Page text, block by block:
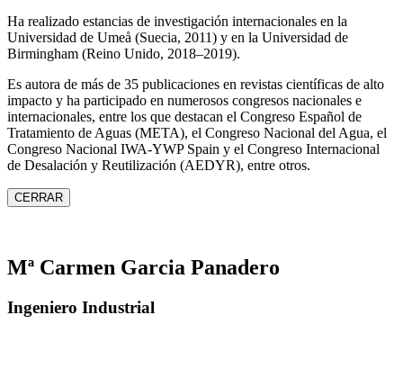
Ha realizado estancias de investigación internacionales en la
Universidad de Umeå (Suecia, 2011) y en la Universidad de
Birmingham (Reino Unido, 2018–2019).
Es autora de más de 35 publicaciones en revistas científicas de alto
impacto y ha participado en numerosos congresos nacionales e
internacionales, entre los que destacan el Congreso Español de
Tratamiento de Aguas (META), el Congreso Nacional del Agua, el
Congreso Nacional IWA‑YWP Spain y el Congreso Internacional
de Desalación y Reutilización (AEDYR), entre otros.
CERRAR
Mª Carmen Garcia Panadero
Ingeniero Industrial